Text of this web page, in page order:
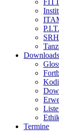
Downloads
Termine